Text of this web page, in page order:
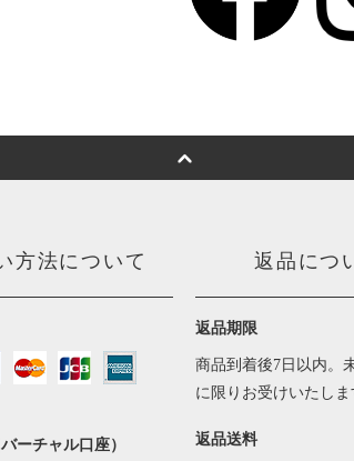
方法について
ーチャル口座）
返品につ
返品期限
商品到着後7日以内。
に限りお受けいたし
返品送料